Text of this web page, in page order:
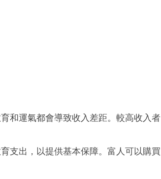
和運氣都會導致收入差距。較高收入者
支出，以提供基本保障。富人可以購買